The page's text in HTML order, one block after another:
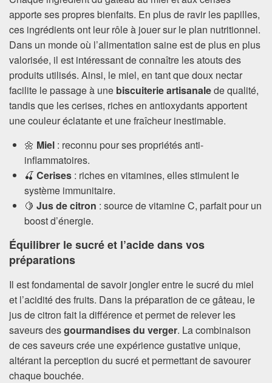
apporte ses propres bienfaits. En plus de ravir les papilles,
ces ingrédients ont leur rôle à jouer sur le plan nutritionnel.
Dans un monde où l’alimentation saine est de plus en plus
valorisée, il est intéressant de connaître les atouts des
produits utilisés. Ainsi, le miel, en tant que doux nectar
facilite le passage à une biscuiterie artisanalede qualité,
tandis que les cerises, riches en antioxydants apportent
une couleur éclatante et une fraîcheur inestimable.
🌼 Miel : reconnu pour ses propriétés anti-
inflammatoires.
🍒 Cerises : riches en vitamines, elles stimulent le
système immunitaire.
🍋 Jus de citron : source de vitamine C, parfait pour un
boost d’énergie.
Équilibrer le sucré et l’acide dans vos
préparations
Il est fondamental de savoir jongler entre le sucré du miel
et l’acidité des fruits. Dans la préparation de ce gâteau, le
jus de citron fait la différence et permet de relever les
saveurs desgourmandises du verger. La combinaison
de ces saveurs crée une expérience gustative unique,
altérant la perception du sucré et permettant de savourer
chaque bouchée.